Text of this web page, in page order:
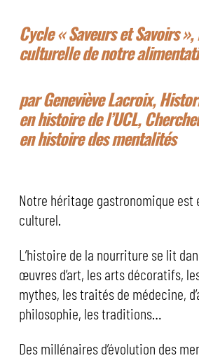
Cycle « Saveurs et Savoirs
culturelle de notre
par Geneviève Lacroix,
en histoire de l’UCL,
en histoire des mentalités
Notre héritage gastronomique est
culturel.
L’histoire de la nourriture se lit
œuvres d’art, les arts décoratifs,
mythes, les traités de médecine,
philosophie, les traditions…
Des millénaires d’évolution des